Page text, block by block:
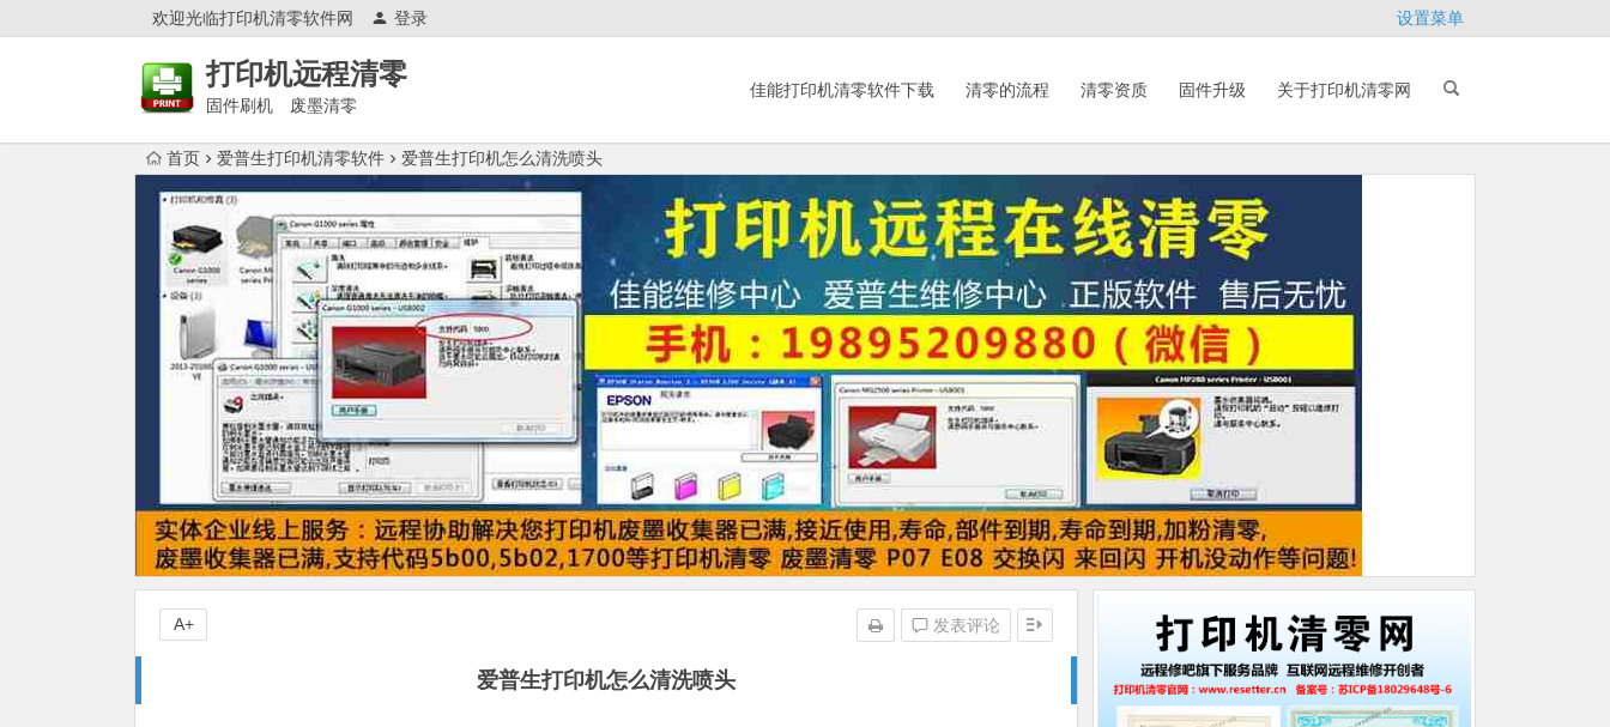
欢迎光临打印机清零软件网 登录 设置菜单
打印机远程清零
固件刷机 废墨清零
佳能打印机清零软件下载 清零的流程 清零资质 固件升级 关于打印机清零网
首页 爱普生打印机清零软件 爱普生打印机怎么清洗喷头
爱普生打印机怎么清洗喷头
发表评论
A+